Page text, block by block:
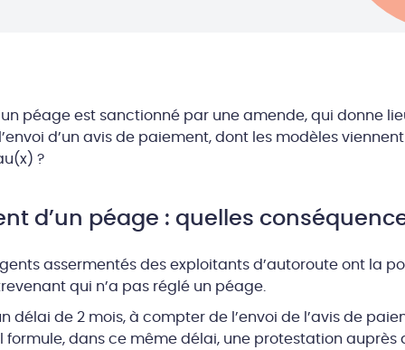
péage est sanctionné par une amende, qui donne
d’un avis de paiement, dont les modèles
?
d’un péage : quelles
assermentés des exploitants d’autoroute ont la
qui n’a pas réglé un péage.
délai de 2 mois, à compter de l’envoi de l’avis de
formule, dans ce même délai, une protestation auprès